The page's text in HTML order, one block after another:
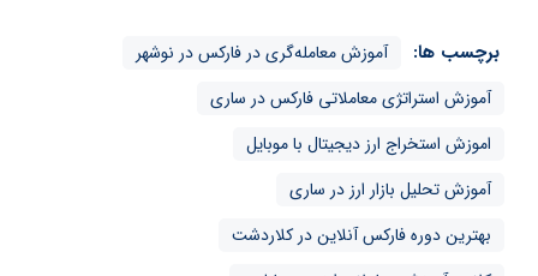
برچسب ها:
آموزش معامله‌گری در فارکس در نوشهر
آموزش استراتژی معاملاتی فارکس در ساری
اموزش استخراج ارز دیجیتال با موبایل
آموزش تحلیل بازار ارز در ساری
بهترین دوره فارکس آنلاین در کلاردشت